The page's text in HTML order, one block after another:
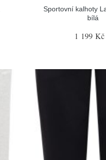
Sportovní kalhoty
bílá
1 199 Kč